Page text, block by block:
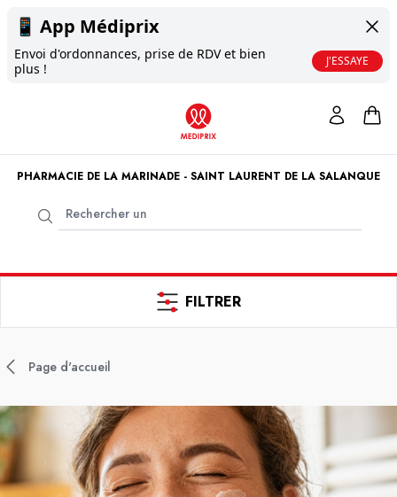
📱 App Médiprix
Envoi d'ordonnances, prise de RDV et bien
plus !
J'ESSAYE
PHARMACIE DE LA MARINADE - SAINT LAURENT DE LA SALANQUE
FILTRER
Page d'accueil